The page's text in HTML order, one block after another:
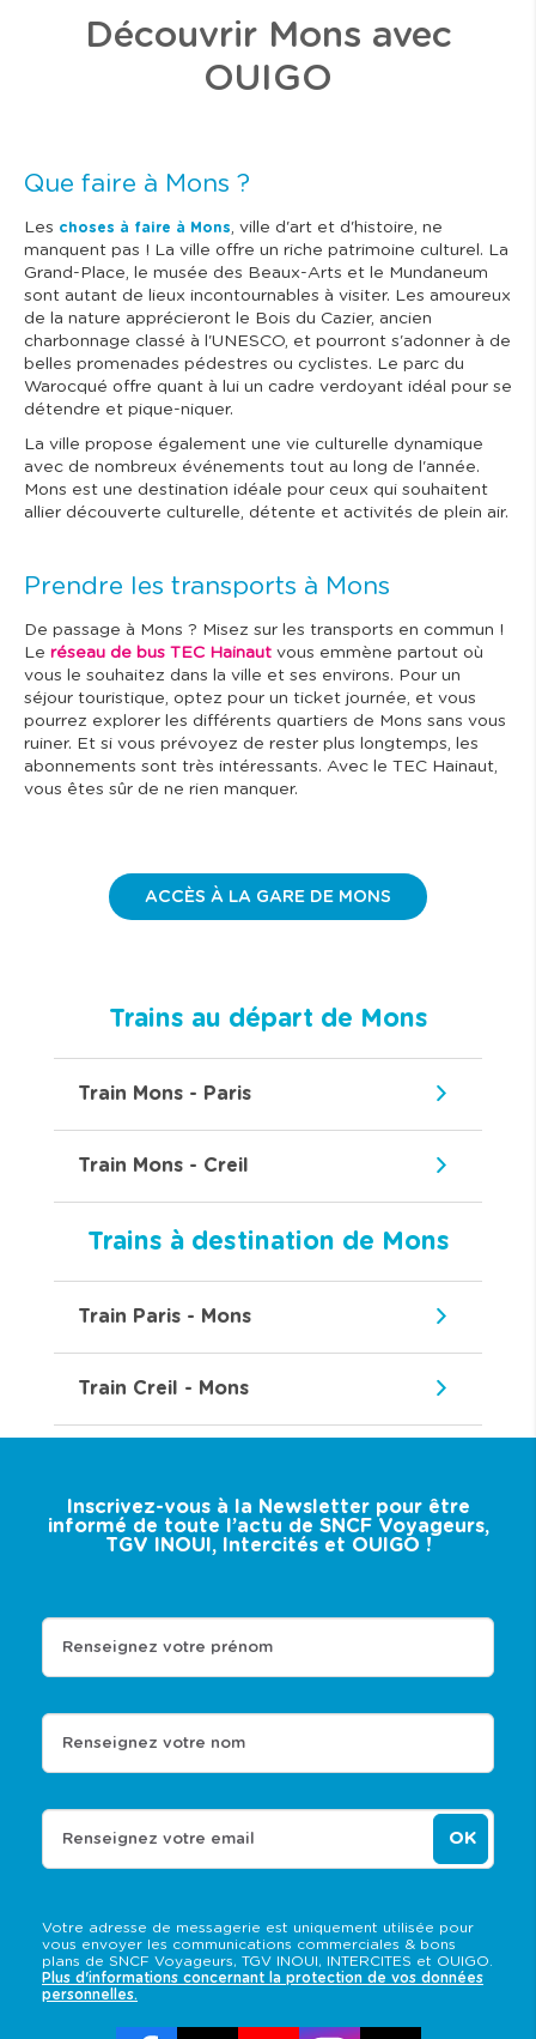
Découvrir Mons avec
OUIGO
Que faire à Mons ?
Les choses à faire à Mons
, ville d'art et d'histoire, ne
manquent pas ! La ville offre un riche patrimoine culturel. La
Grand-Place, le musée des Beaux-Arts et le Mundaneum
sont autant de lieux incontournables à visiter. Les amoureux
de la nature apprécieront le Bois du Cazier, ancien
charbonnage classé à l'UNESCO, et pourront s'adonner à de
belles promenades pédestres ou cyclistes. Le parc du
Warocqué offre quant à lui un cadre verdoyant idéal pour se
détendre et pique-niquer.
La ville propose également une vie culturelle dynamique
avec de nombreux événements tout au long de l'année.
Mons est une destination idéale pour ceux qui souhaitent
allier découverte culturelle, détente et activités de plein air.
Prendre les transports à Mons
De passage à Mons ? Misez sur les transports en commun !
Le réseau de bus TEC Hainaut vous emmène partout où
vous le souhaitez dans la ville et ses environs. Pour un
séjour touristique, optez pour un ticket journée, et vous
pourrez explorer les différents quartiers de Mons sans vous
ruiner. Et si vous prévoyez de rester plus longtemps, les
abonnements sont très intéressants. Avec le TEC Hainaut,
vous êtes sûr de ne rien manquer.
ACCÈS À LA GARE DE MONS
Trains au départ de Mons
Train Mons - Paris
Train Mons - Creil
Trains à destination de Mons
Train Paris - Mons
Train Creil - Mons
Inscrivez-vous à la Newsletter pour être
informé de toute l’actu de SNCF Voyageurs,
TGV INOUI, Intercités et OUIGO !
Votre adresse de messagerie est uniquement utilisée pour
vous envoyer les communications commerciales & bons
plans de SNCF Voyageurs, TGV INOUI, INTERCITES et OUIGO.
Plus d'informations concernant la protection de vos données
personnelles.
Renseignez votre prénom
Renseignez votre nom
Renseignez votre email OK